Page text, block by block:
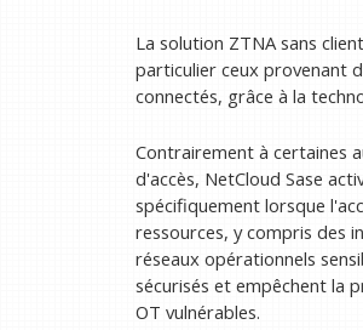
La solution ZTNA sans
particulier ceux provenant
connectés, grâce à la
Contrairement à certaines
d'accès, NetCloud Sase
spécifiquement lorsque
ressources, y compris des
réseaux opérationnels
sécurisés et empêchent la
OT vulnérables.